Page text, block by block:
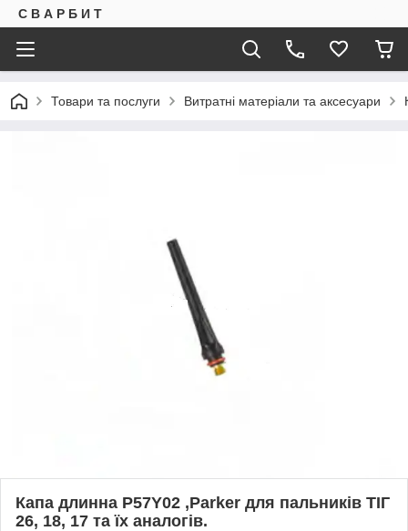
С В А Р Б И Т
Товари та послуги Витратні матеріали та аксесуари
Капа длинна P57Y02 ,Parker для пальників ТІГ
26, 18, 17 та їх аналогів.